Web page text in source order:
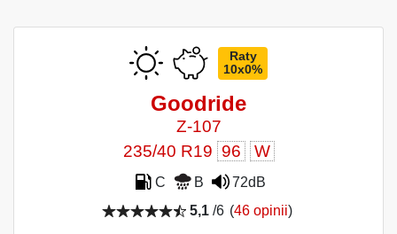
Raty
10x0%
Goodride
Z-107
235/40 R19 96 W
C B
72dB
5,1/6 (46 opinii)